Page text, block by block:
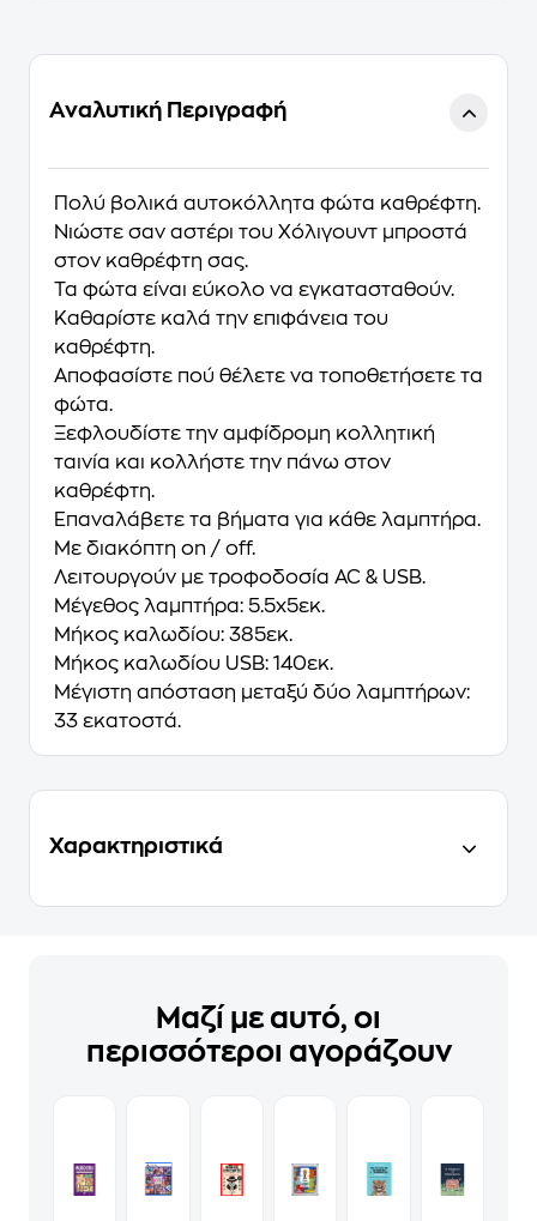
Αναλυτική Περιγραφή
Πολύ βολικά αυτοκόλλητα φώτα καθρέφτη.
Νιώστε σαν αστέρι του Χόλιγουντ μπροστά
στον καθρέφτη σας.
Τα φώτα είναι εύκολο να εγκατασταθούν.
Καθαρίστε καλά την επιφάνεια του
καθρέφτη.
Αποφασίστε πού θέλετε να τοποθετήσετε τα
φώτα.
Ξεφλουδίστε την αμφίδρομη κολλητική
ταινία και κολλήστε την πάνω στον
καθρέφτη.
Επαναλάβετε τα βήματα για κάθε λαμπτήρα.
Με διακόπτη on / off.
Λειτουργούν με τροφοδοσία AC & USB.
Μέγεθος λαμπτήρα: 5.5x5εκ.
Μήκος καλωδίου: 385εκ.
Μήκος καλωδίου USB: 140εκ.
Μέγιστη απόσταση μεταξύ δύο λαμπτήρων:
33 εκατοστά.
Χαρακτηριστικά
Μαζί με αυτό, οι
περισσότεροι αγοράζουν